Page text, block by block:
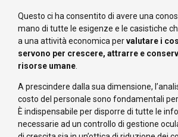
Questo ci ha consentito di avere una
mano di tutte le esigenze e le casistiche
a una attività economica pervalutare i
servono per crescere, attrarre e
risorse umane
A prescindere dalla sua dimensione,
costo del personale sono fondamentali
È indispensabile per disporre di tutte le
necessarie ad un controllo di gestione